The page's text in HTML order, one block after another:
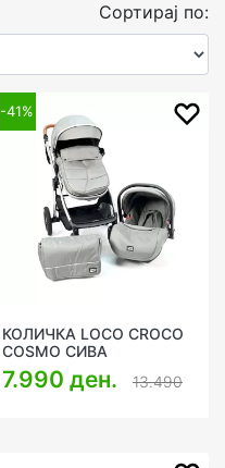
Сортирај по:
-41%
КОЛИЧКА LOCO CROCO
COSMO СИВА
7.990 ден. 13.490